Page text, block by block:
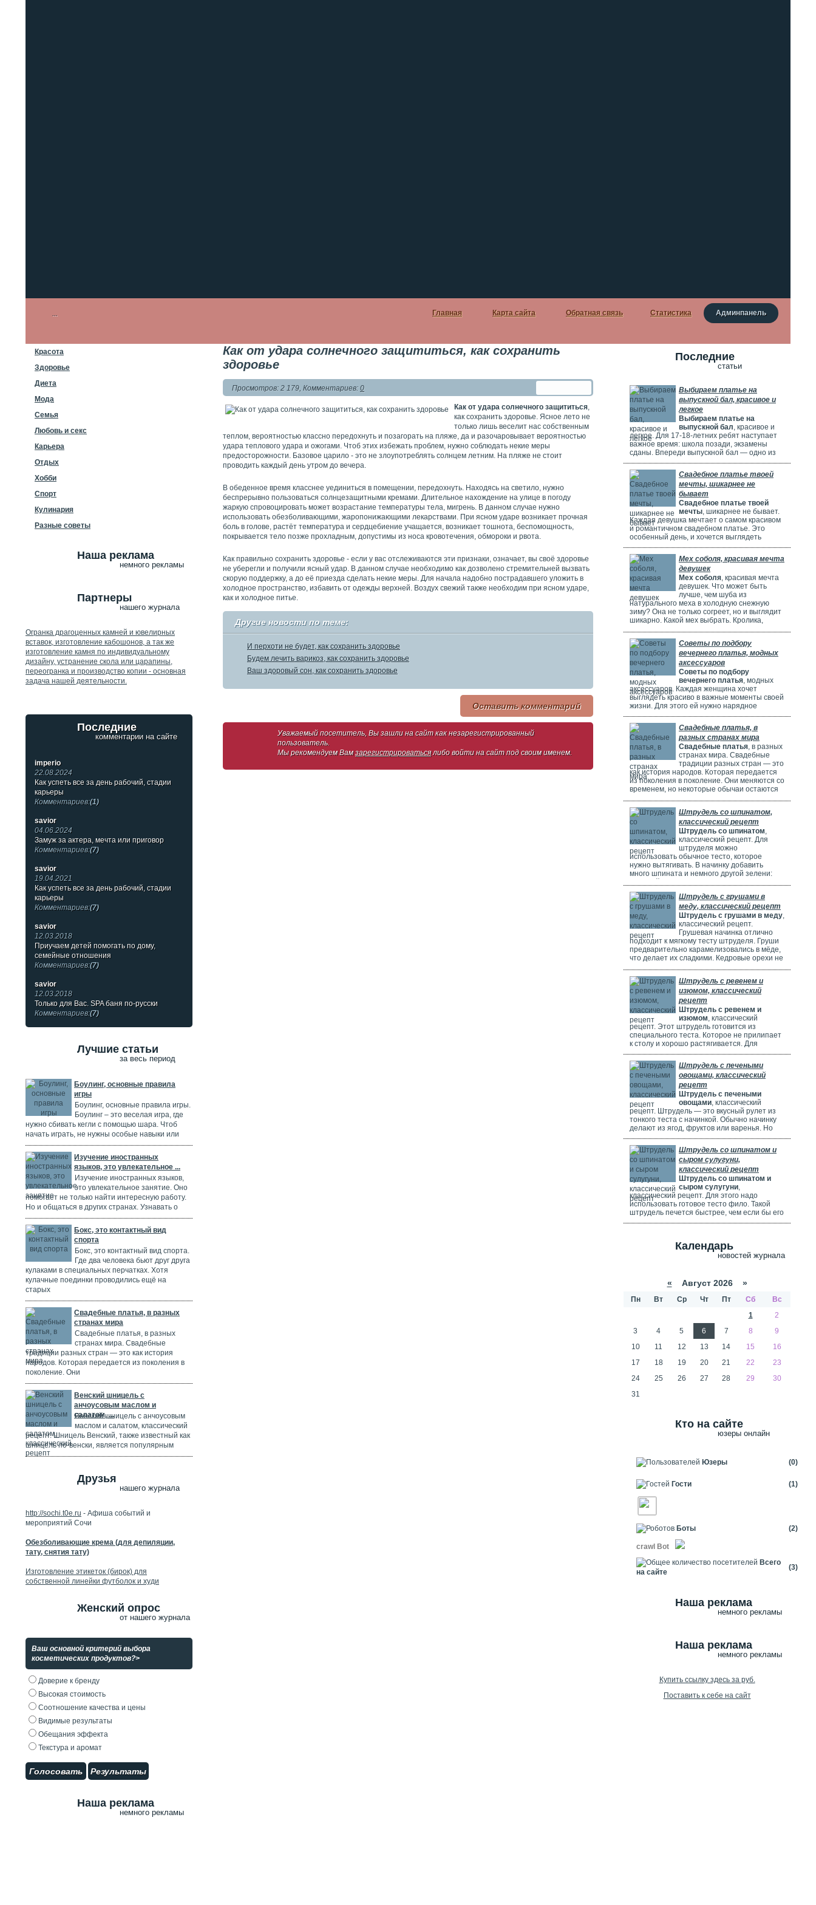
Админпанель
Статистика
Обратная связь
Карта сайта
Главная
Как от удара солнечного защититься, как сохранить
здоровье
Просмотров: 2 179, Комментариев: 0
Как от удара солнечного защититься,
как сохранить здоровье. Ясное лето не
только лишь веселит нас собственным
теплом, вероятностью классно передохнуть и позагорать на пляже, да и разочаровывает вероятностью
удара теплового удара и ожогами. Чтоб этих избежать проблем, нужно соблюдать некие меры
предосторожности. Базовое царило - это не злоупотреблять солнцем летним. На пляже не стоит
проводить каждый день утром до вечера.
В обеденное время класснее уединиться в помещении, передохнуть. Находясь на светило, нужно
беспрерывно пользоваться солнцезащитными кремами. Длительное нахождение на улице в погоду
жаркую спровоцировать может возрастание температуры тела, мигрень. В данном случае нужно
использовать обезболивающими, жаропонижающими лекарствами. При ясном ударе возникает прочная
боль в голове, растёт температура и сердцебиение учащается, возникает тошнота, беспомощность,
покрывается тело позже прохладным, допустимы из носа кровотечения, обмороки и рвота.
Как правильно сохранить здоровье - если у вас отслеживаются эти признаки, означает, вы своё здоровье
не уберегли и получили ясный удар. В данном случае необходимо как дозволено стремительней вызвать
скорую поддержку, а до её приезда сделать некие меры. Для начала надобно пострадавшего уложить в
холодное пространство, избавить от одежды верхней. Воздух свежий также необходим при ясном ударе,
как и холодное питье.
Другие новости по теме:
И перхоти не будет, как сохранить здоровье
Будем лечить варикоз, как сохранить здоровье
Ваш здоровый сон, как сохранить здоровье
Оставить комментарий
Уважаемый посетитель, Вы зашли на сайт как незарегистрированный
пользователь.
Мы рекомендуем Вамзарегистрироватьсялибо войти на сайт под своим именем.
Красота
Здоровье
Диета
Мода
Семья
Любовь и секс
Карьера
Отдых
Хобби
Спорт
Кулинария
Разные советы
Наша реклама
немного рекламы
Партнеры
нашего журнала
Огранка драгоценных камней и ювелирных
вставок, изготовление кабошонов, а так же
изготовление камня по индивидуальному
дизайну, устранение скола или царапины,
переогранка и производство копии - основная
задача нашей деятельности.
Последние
комментарии на сайте
imperio
22.08.2024
Как успеть все за день рабочий, стадии
карьеры
Комментариев:(1)
savior
04.06.2024
Замуж за актера, мечта или приговор
Комментариев:(7)
savior
19.04.2021
Как успеть все за день рабочий, стадии
карьеры
Комментариев:(7)
savior
12.03.2018
Приучаем детей помогать по дому,
семейные отношения
Комментариев:(7)
savior
12.03.2018
Только для Вас. SPA баня по-русски
Комментариев:(7)
Лучшие статьи
за весь период
Боулинг, основные правила
игры
Боулинг, основные правила игры.
Боулинг – это веселая игра, где
нужно сбивать кегли с помощью шара. Чтоб
начать играть, не нужны особые навыки или
Изучение иностранных
языков, это увлекательное ...
Изучение иностранных языков,
это увлекательное занятие. Оно
помогает не только найти интересную работу.
Но и общаться в других странах. Узнавать о
Бокс, это контактный вид
спорта
Бокс, это контактный вид спорта.
Где два человека бьют друг друга
кулаками в специальных перчатках. Хотя
кулачные поединки проводились ещё на
старых
Свадебные платья, в разных
странах мира
Свадебные платья, в разных
странах мира. Свадебные
традиции разных стран — это как история
народов. Которая передается из поколения в
поколение. Они
Венский шницель с
анчоусовым маслом и
салатом, ...
Венский шницель с анчоусовым
маслом и салатом, классический
рецепт. Шницель Венский, также известный как
шницель по-венски, является популярным
Друзья
нашего журнала
http://sochi.t0e.ru - Афиша событий и
мероприятий Сочи
Обезболивающие крема (для депиляции,
тату, снятия тату)
Изготовление этикеток (бирок) для
собственной линейки футболок и худи
Женский опрос
от нашего журнала
Ваш основной критерий выбора
косметических продуктов?>
Доверие к бренду
Высокая стоимость
Соотношение качества и цены
Видимые результаты
Обещания эффекта
Текстура и аромат
Голосовать Результаты
Наша реклама
немного рекламы
Последние
статьи
Выбираем платье на
выпускной бал, красивое и
легкое
Выбираем платье на
выпускной бал, красивое и
легкое. Для 17-18-летних ребят наступает
важное время: школа позади, экзамены
сданы. Впереди выпускной бал — одно из
самых красивых и радостных событий.
Особенно тщательно готовятся девушки.
Они заранее думают о наряде, прическе,
макияже и аксессуарах. Выпускной бал
можно сравнить с конкурсом красоты. Где
девушки соревнуются, кто лучше выглядит.
Свадебное платье твоей
мечты, шикарнее не
бывает
Свадебное платье твоей
мечты, шикарнее не бывает.
Каждая девушка мечтает о самом красивом
и романтичном свадебном платье. Это
особенный день, и хочется выглядеть
потрясающе! Но выбрать идеальное платье
может быть непросто. Раньше девушки
ходили по магазинам, смотрели каталоги и
искали платье в интернете. Сейчас это
проще благодаря онлайн-каталогам. Там
можно найти много красивых нарядов от
разных дизайнеров.
Мех соболя, красивая мечта
девушек
Мех соболя, красивая мечта
девушек. Что может быть
лучше, чем шуба из
натурального меха в холодную снежную
зиму? Она не только согреет, но и выглядит
шикарно. Какой мех выбрать. Кролика,
женщины чаще всего выбирают шубы из
соболя. Они красивые, дорогие и выглядят
очень элегантно. Соболя называют
"Королем всех мехов". Это значит, что он
самый шикарный и роскошный.
Советы по подбору
вечернего платья, модных
аксессуаров
Советы по подбору
вечернего платья, модных
аксессуаров. Каждая женщина хочет
выглядеть красиво в важные моменты своей
жизни. Для этого ей нужно нарядное
платье. В Москве огромный выбор таких
платьев. Вечерние платья в Москве очень
популярны. Потому что в городе много
театров, клубов и других мест. Где можно
повеселиться или встретиться с друзьями.
Также часто проходят праздничные
мероприятия, на которых нужно выглядеть
элегантно.
Свадебные платья, в
разных странах мира
Свадебные платья, в разных
странах мира. Свадебные
традиции разных стран — это
как история народов. Которая передается
из поколения в поколение. Они меняются со
временем, но некоторые обычаи остаются
невесты одеваются на свадьбу. И какие
символы несут их наряды.Штрудель со шпинатом,
классический рецепт
Штрудель со шпинатом,
классический рецепт. Для
штруделя можно
использовать обычное тесто, которое
нужно вытягивать. В начинку добавить
много шпината и немного другой зелени:
полезен, потому что в нем много витаминов,
минералов и веществ, которые защищают
клетки. Он богат витаминами A, C, E и K,
содержит кальций, который важен для зубов
и костей. И пищевые волокна, которые
Штрудель с грушами в
меду, классический рецепт
Штрудель с грушами в меду,
классический рецепт.
Грушевая начинка отлично
подходит к мягкому тесту штруделя. Груши
предварительно карамелизовались в мёде,
что делает их сладкими. Кедровые орехи не
Ну вот теперь можете приготовить вкусный
рецепт штруделя.Штрудель с ревенем и
изюмом, классический
рецепт
Штрудель с ревенем и
изюмом, классический
рецепт. Этот штрудель готовится из
специального теста. Которое не прилипает
к столу и хорошо растягивается. Для
начинки мы взяли стебли ревеня. Они
придают выпечке кислый вкус и приятный
аромат, делают штрудель сочным и
вкусным. Можно добавить в начинку
клубнику, яблоки или грушу. Если
используете ягоды, посыпьте их ложкой
муки.
Штрудель с печеными
овощами, классический
рецепт
Штрудель с печеными
овощами, классический
рецепт. Штрудель — это вкусный рулет из
тонкого теста с начинкой. Обычно начинку
делают из ягод, фруктов или варенья. Но
можно использовать и солёные начинки с
грибами, сыром, мясом или овощами. В этом
рецепте начинка готовится из печёных
овощей: цуккини, сладкого перца, зелени и
помидоров. В зависимости от времени года,
в начинку можно добавить баклажаны, сыр,
картофель, морковь или даже свёклу. Если
не хочется возиться с тестом, можно взять
готовое слоёное тесто или тесто фило.
Штрудель со шпинатом и
сыром сулугуни,
классический рецепт
Штрудель со шпинатом и
сыром сулугуни,
классический рецепт. Для этого надо
использовать готовое тесто фило. Такой
штрудель печется быстрее, чем если бы его
делали из обычного теста. Чтобы корочка
вам в приготовлении сложного рецепта.
Календарь
новостей журнала
« Август 2026 »
Пн Вт Ср Чт Пт Сб
Вс
1
2
3
4 5 6 7 8
9
10
11 12 13 14 15
16
17
18 19 20 21 22
23
24
25 26 27 28 29
30
31
Кто на сайте
юзеры онлайн
Юзеры (0)
Гости (1)
Боты (2)
crawl Bot
Всего
на сайте
(3)
Наша реклама
немного рекламы
Наша реклама
немного рекламы
Купить ссылку здесь за руб.
Поставить к себе на сайт